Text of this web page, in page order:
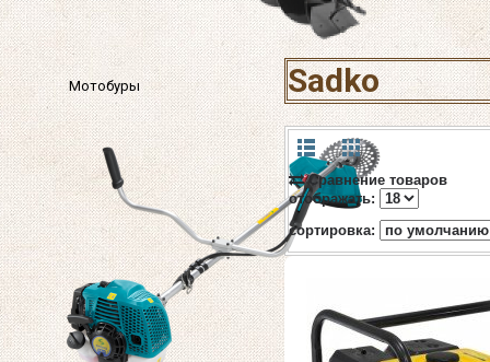
Мотобуры Sadko
Сравнение товаров
отображать:
cортировка: